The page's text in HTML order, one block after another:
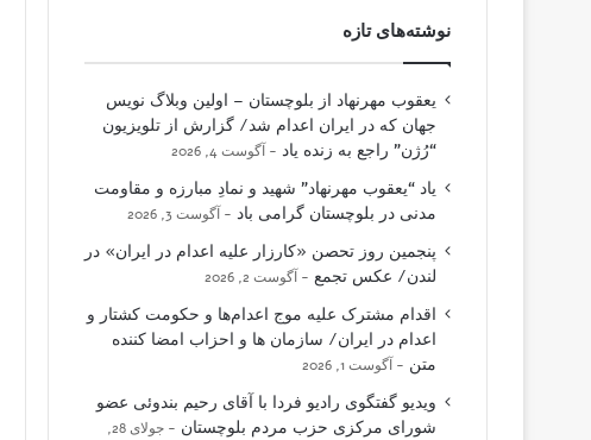
نوشته‌های تازه
یعقوب مهرنهاد از بلوچستان – اولین وبلاگ نویس
جهان که در ایران اعدام شد/ گزارش از تلویزیون
“رُژن” راجع به زنده یاد
آگوست 4, 2026
یاد “یعقوب مهرنهاد” شهید و نمادِ مبارزه و مقاومت
مدنی در بلوچستان گرامی باد
آگوست 3, 2026
پنجمین روز تحصن «کارزار علیه اعدام در ایران» در
لندن/ عکس تجمع
آگوست 2, 2026
اقدام مشترک علیه موج اعدام‌ها و حکومت کشتار و
اعدام در ایران/ سازمان ها و احزاب امضا کننده
متن
آگوست 1, 2026
ویدیو گفتگوی رادیو فردا با آقای رحیم بندوئی عضو
شورای مرکزی حزب مردم بلوچستان
جولای 28,